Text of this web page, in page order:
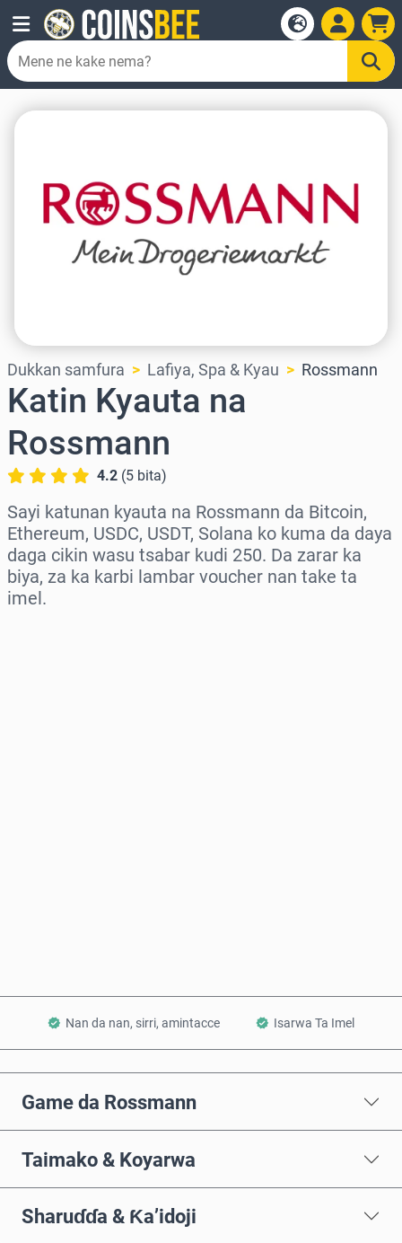
Dukkan samfura Lafiya, Spa & Kyau Rossmann
Katin Kyauta na
Rossmann
4.2 (5 bita)
Sayi katunan kyauta na Rossmann da Bitcoin,
Ethereum, USDC, USDT, Solana ko kuma da daya
daga cikin wasu tsabar kudi 250. Da zarar ka
biya, za ka karbi lambar voucher nan take ta
imel.
Nan da nan, sirri, amintacce Isarwa Ta Imel
Game da Rossmann
Taimako & Koyarwa
Sharuɗɗa & Ƙa’idoji